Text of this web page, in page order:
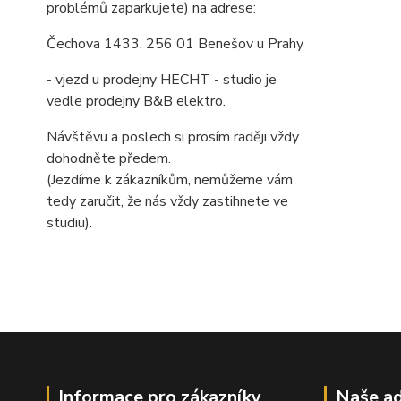
problémů zaparkujete) na adrese:
Čechova 1433, 256 01 Benešov u Prahy
- vjezd u prodejny HECHT - studio je
vedle prodejny B&B elektro.
Návštěvu a poslech si prosím raději vždy
dohodněte předem.
(Jezdíme k zákazníkům, nemůžeme vám
tedy zaručit, že nás vždy zastihnete ve
studiu).